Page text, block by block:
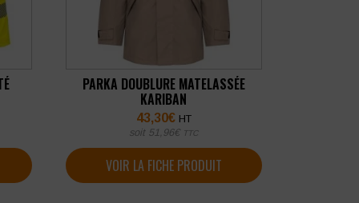
PARKA DOUBLURE MATELASSÉE
KARIBAN
43,30€ HT
soit 51,96€ TTC
VOIR LA FICHE PRODUIT